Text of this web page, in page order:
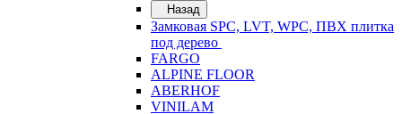
Назад
Замковая SPC, LVT, WPC, ПВХ плитка
под дерево
FARGO
ALPINE FLOOR
ABERHOF
VINILAM